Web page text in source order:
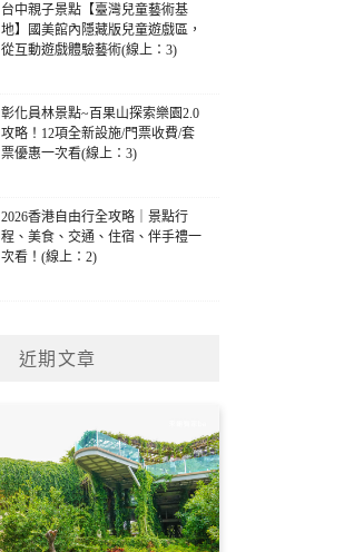
台中親子景點【臺灣兒童藝術基
地】國美館內隱藏版兒童遊戲區，
從互動遊戲體驗藝術(線上：3)
彰化員林景點~百果山探索樂園2.0
攻略！12項全新設施/門票收費/套
票優惠一次看(線上：3)
2026香港自由行全攻略｜景點行
程、美食、交通、住宿、伴手禮一
次看！(線上：2)
近期文章